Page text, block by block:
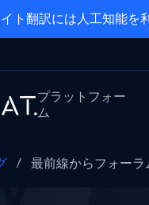
ト翻訳には人工知能を
プラットフォー
ム
/ 最前線からフォーラ